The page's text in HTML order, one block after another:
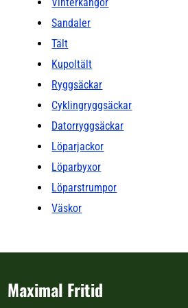
Vinterkängor
Sandaler
Tält
Kupoltält
Ryggsäckar
Cyklingryggsäckar
Datorryggsäckar
Löparjackor
Löparbyxor
Löparstrumpor
Väskor
Maximal Fritid